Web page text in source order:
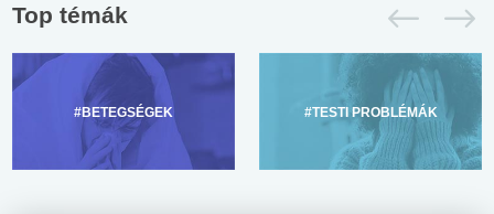
Top témák
#BETEGSÉGEK #TESTI PROBLÉMÁK